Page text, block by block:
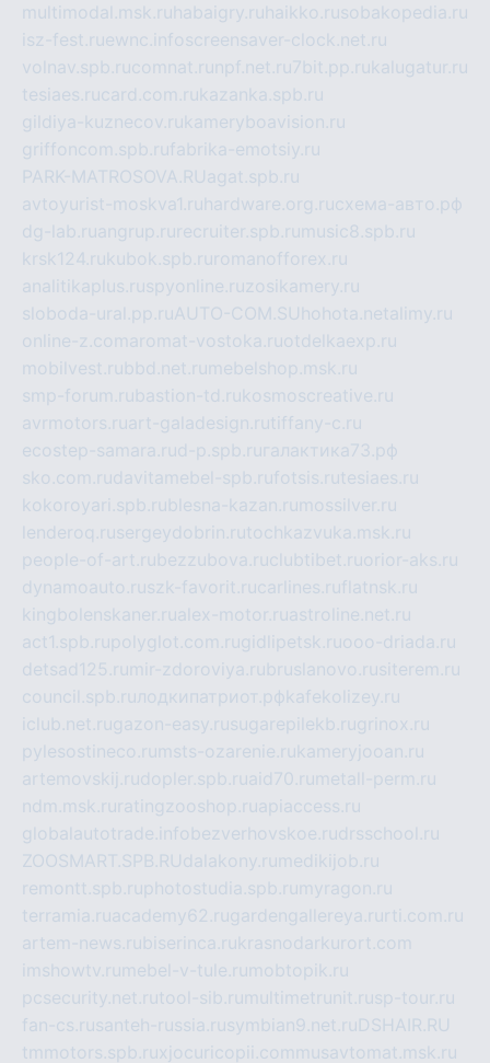
multimodal.msk.ru habaigry.ru haikko.rusobakopedia.ru
isz-fest.ruewnc.infoscreensaver-clock.net.ru
volnav.spb.rucomnat.ru npf.net.ru7bit.pp.rukalugatur.ru
tesiaes.rucard.com.rukazanka.spb.ru
gildiya-kuznecov.rukameryboavision.ru
griffoncom.spb.rufabrika-emotsiy.ru
PARK-MATROSOVA.RUagat.spb.ru
avtoyurist-moskva1.ru hardware.org.ruсхема-авто.рф
dg-lab.ruangrup.ru recruiter.spb.ru music8.spb.ru
krsk124.rukubok.spb.ru romanofforex.ru
analitikaplus.ruspyonline.ruzosikamery.ru
sloboda-ural.pp.ruAUTO-COM.SU hohota.netalimy.ru
online-z.comaromat-vostoka.ruotdelkaexp.ru
mobilvest.rubbd.net.ru mebelshop.msk.ru
smp-forum.rubastion-td.rukosmoscreative.ru
avrmotors.ruart-galadesign.rutiffany-c.ru
ecostep-samara.rud-p.spb.ru галактика73.рф
sko.com.rudavitamebel-spb.rufotsis.rutesiaes.ru
kokoroyari.spb.rublesna-kazan.ru mossilver.ru
lenderoq.rusergeydobrin.rutochkazvuka.msk.ru
people-of-art.rubezzubova.ruclubtibet.ruorior-aks.ru
dynamoauto.ruszk-favorit.rucarlines.ruflatnsk.ru
kingbolenskaner.rualex-motor.ruastroline.net.ru
act1.spb.rupolyglot.com.rugidlipetsk.ruooo-driada.ru
detsad125.ru mir-zdoroviya.rubruslanovo.rusiterem.ru
council.spb.ruлодкипатриот.рфkafekolizey.ru
iclub.net.rugazon-easy.rusugarepilekb.rugrinox.ru
pylesostineco.ru msts-ozarenie.rukameryjooan.ru
artemovskij.rudopler.spb.ruaid70.ru metall-perm.ru
ndm.msk.ru ratingzooshop.ruapiaccess.ru
globalautotrade.info bezverhovskoe.rudrsschool.ru
ZOOSMART.SPB.RUdalakony.ru medikijob.ru
remontt.spb.ruphotostudia.spb.ru myragon.ru
terramia.ruacademy62.rugardengallereya.ru rti.com.ru
artem-news.rubiserinca.rukrasnodarkurort.com
imshowtv.ru mebel-v-tule.ru mobtopik.ru
pcsecurity.net.rutool-sib.ru multimetrunit.rusp-tour.ru
fan-cs.rusanteh-russia.rusymbian9.net.ruDSHAIR.RU
tmmotors.spb.ruxjocuricopii.com musavtomat.msk.ru